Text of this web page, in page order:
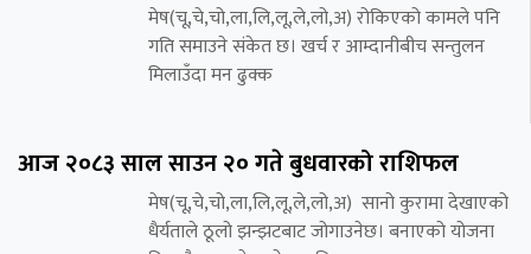
मेष(चू,चे,चो,ला,लि,लू,ले,लो,अ) रोकिएको कामले पनि
गति समाउने संकेत छ। खर्च र आम्दानीबीच सन्तुलन
मिलाउँदा मन ढुक्क
आज २०८३ साल साउन २० गते बुधवारको राशिफल
मेष(चू,चे,चो,ला,लि,लू,ले,लो,अ) सानो कुरामा देखाएको
धैर्यताले ठूलो झन्झटबाट जोगाउनेछ। बनाएको योजना